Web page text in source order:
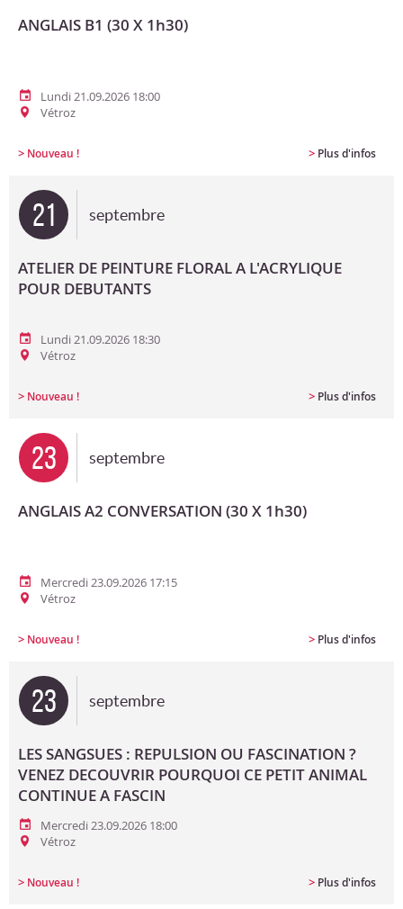
ANGLAIS B1 (30 X 1h30)
Lundi 21.09.2026 18:00
Vétroz
> Nouveau ! > Plus d'infos
21 septembre
ATELIER DE PEINTURE FLORAL A L'ACRYLIQUE
POUR DEBUTANTS
Lundi 21.09.2026 18:30
Vétroz
> Nouveau ! > Plus d'infos
23 septembre
ANGLAIS A2 CONVERSATION (30 X 1h30)
Mercredi 23.09.2026 17:15
Vétroz
> Nouveau ! > Plus d'infos
23 septembre
LES SANGSUES : REPULSION OU FASCINATION ?
VENEZ DECOUVRIR POURQUOI CE PETIT ANIMAL
CONTINUE A FASCIN
Mercredi 23.09.2026 18:00
Vétroz
> Nouveau ! > Plus d'infos